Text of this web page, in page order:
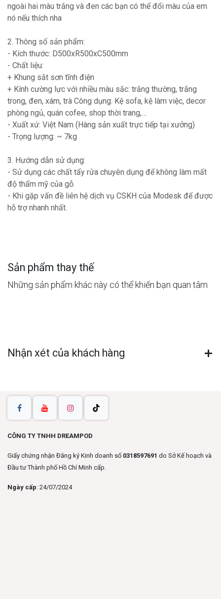
ngoài hai màu trắng và đen các bạn có thể đổi màu của em
nó nếu thích nha
2. Thông số sản phẩm:
- Kích thước: D500xR500xC500mm
- Chất liệu:
+ Khung sắt sơn tĩnh điện
+ Kính cường lực với nhiều màu sắc: trắng thường, trắng
trong, đen, xám, trà Công dụng: Kệ sofa, kệ làm việc, decor
phòng ngủ, quán cofee, shop thời trang,…
- Xuất xứ: Việt Nam (Hàng sản xuất trực tiếp tại xưởng)
- Trọng lượng: ~ 7kg
3. Hướng dẫn sử dụng:
- Sử dụng các chất tẩy rửa chuyên dụng để không làm mất
độ thẩm mỹ của gỗ.
- Khi gặp vấn đề liên hệ dịch vụ CSKH của Modesk để được
hỗ trợ nhanh nhất.
Sản phẩm thay thế
Những sản phẩm khác này có thể khiến bạn quan tâm
Nhận xét của khách hàng
CÔNG TY TNHH DREAMPOD
Giấy chứng nhận Đăng ký Kinh doanh số 0318597691 do Sở Kế hoạch và
Đầu tư Thành phố Hồ Chí Minh cấp.
Ngày cấp: 24/07/2024